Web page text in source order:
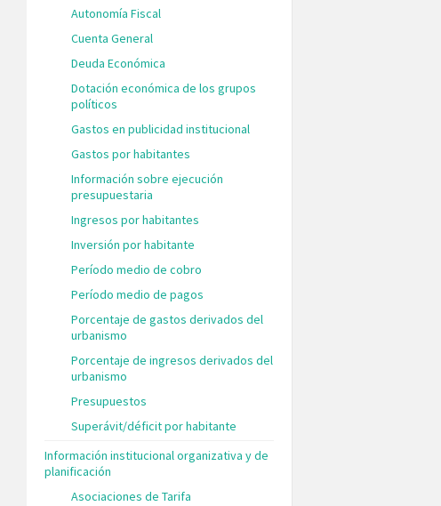
Autonomía Fiscal
Cuenta General
Deuda Económica
Dotación económica de los grupos
políticos
Gastos en publicidad institucional
Gastos por habitantes
Información sobre ejecución
presupuestaria
Ingresos por habitantes
Inversión por habitante
Período medio de cobro
Período medio de pagos
Porcentaje de gastos derivados del
urbanismo
Porcentaje de ingresos derivados del
urbanismo
Presupuestos
Superávit/déficit por habitante
Información institucional organizativa y de
planificación
Asociaciones de Tarifa